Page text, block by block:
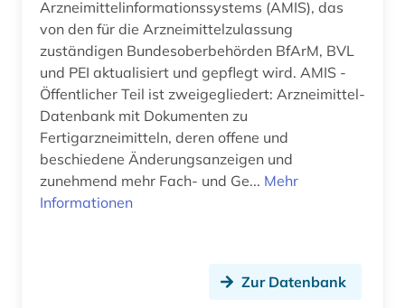
medizinische ausbildung (1)
medizinische einrichtung (1)
meereskunde (1)
meeresmikrobiologie (1)
meeresströmung (1)
meeresökologie (1)
Arzneimittelinformationssystems (AMIS), das
von den für die Arzneimittelzulassung
zuständigen Bundesoberbehörden BfArM, BVL
und PEI aktualisiert und gepflegt wird. AMIS -
Öffentlicher Teil ist zweigegliedert: Arzneimittel-
Datenbank mit Dokumenten zu
Fertigarzneimitteln, deren offene und
beschiedene Änderungsanzeigen und
zunehmend mehr Fach- und Ge... Mehr
Informationen
Zur Datenbank